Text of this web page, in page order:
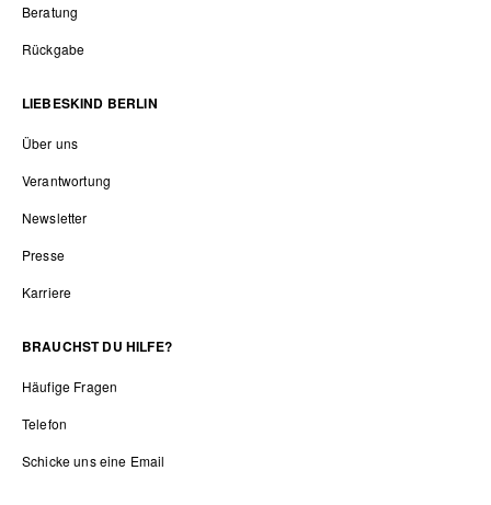
Beratung
Rückgabe
LIEBESKIND BERLIN
Über uns
Verantwortung
Newsletter
Presse
Karriere
BRAUCHST DU HILFE?
Häufige Fragen
Telefon
Schicke uns eine Email